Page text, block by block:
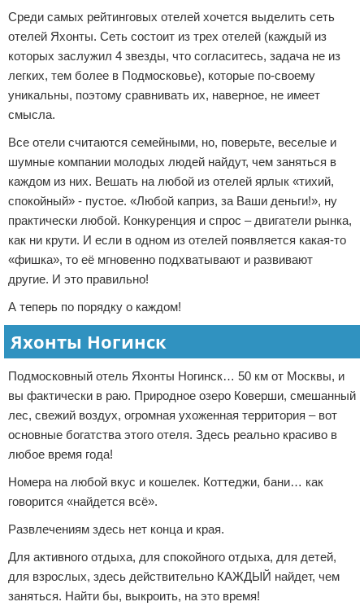
Среди самых рейтинговых отелей хочется выделить сеть
отелей Яхонты. Сеть состоит из трех отелей (каждый из
которых заслужил 4 звезды, что согласитесь, задача не из
легких, тем более в Подмосковье), которые по-своему
уникальны, поэтому сравнивать их, наверное, не имеет
смысла.
Все отели считаются семейными, но, поверьте, веселые и
шумные компании молодых людей найдут, чем заняться в
каждом из них. Вешать на любой из отелей ярлык «тихий,
спокойный» - пустое. «Любой каприз, за Ваши деньги!», ну
практически любой. Конкуренция и спрос – двигатели рынка,
как ни крути. И если в одном из отелей появляется какая-то
«фишка», то её мгновенно подхватывают и развивают
другие. И это правильно!
А теперь по порядку о каждом!
Яхонты Ногинск
Подмосковный отель Яхонты Ногинск… 50 км от Москвы, и
вы фактически в раю. Природное озеро Коверши, смешанный
лес, свежий воздух, огромная ухоженная территория – вот
основные богатства этого отеля. Здесь реально красиво в
любое время года!
Номера на любой вкус и кошелек. Коттеджи, бани… как
говорится «найдется всё».
Развлечениям здесь нет конца и края.
Для активного отдыха, для спокойного отдыха, для детей,
для взрослых, здесь действительно КАЖДЫЙ найдет, чем
заняться. Найти бы, выкроить, на это время!